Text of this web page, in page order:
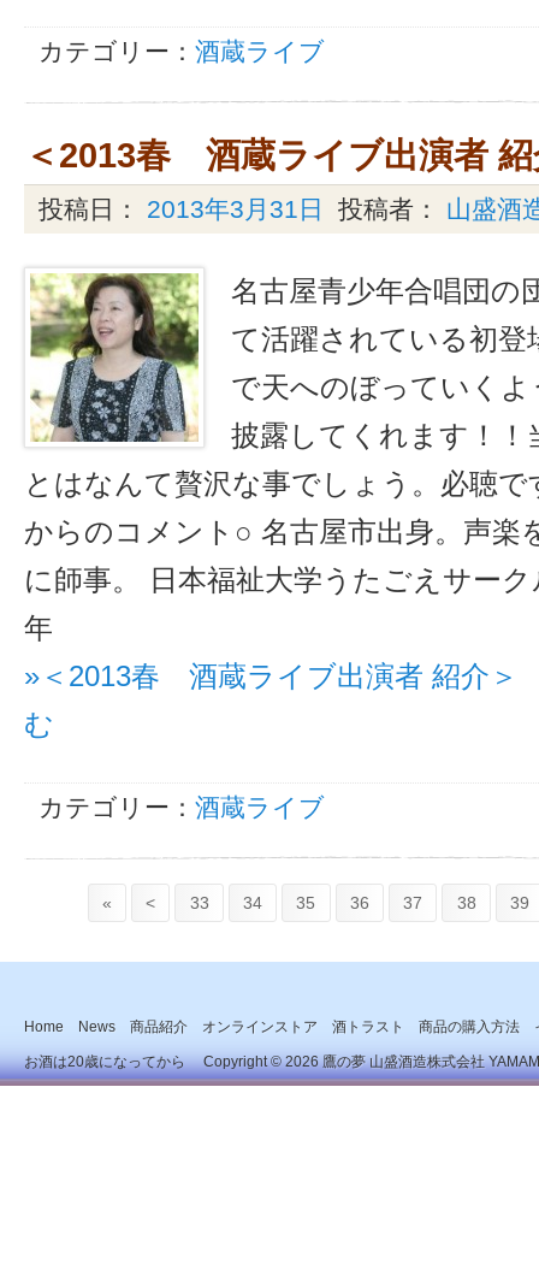
カテゴリー： 酒蔵ライブ
＜2013春 酒蔵ライブ出演者
投稿日： 2013年3月31日 投稿者： 山盛酒
名古屋青少年合唱団の
て活躍されている初登
で天へのぼっていく
披露してくれます！
とはなんて贅沢な事でしょう。必聴で
からのコメント○ 名古屋市出身。声楽
に師事。 日本福祉大学うたごえサー
年
»＜2013春 酒蔵ライブ出演者 紹介
む
カテゴリー： 酒蔵ライブ
« < 33 34 35 36 37 38 39
Home News 商品紹介 オンラインストア 酒トラスト 商品の購入方法
お酒は20歳になってから Copyright © 2026鷹の夢 山盛酒造株式会社